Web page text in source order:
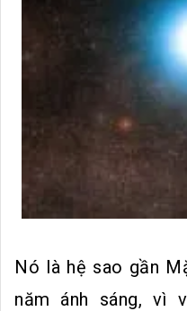
Nó là hệ sao gần
năm ánh sáng, vì